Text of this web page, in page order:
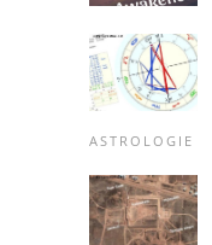
ASTROLOGIE